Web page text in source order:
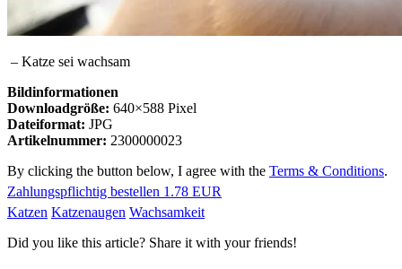
– Katze sei wachsam
Bildinformationen
Downloadgröße: 640×588 Pixel
Dateiformat: JPG
Artikelnummer: 2300000023
By clicking the button below, I agree with the Terms & Conditions.
Zahlungspflichtig bestellen 1.78 EUR
Katzen Katzenaugen Wachsamkeit
Did you like this article? Share it with your friends!